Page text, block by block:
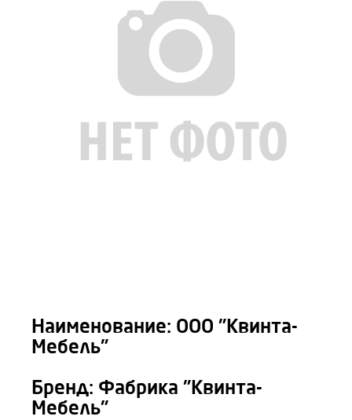
Наименование: ООО "Квинта-
Мебель"
Бренд: Фабрика "Квинта-
Мебель"